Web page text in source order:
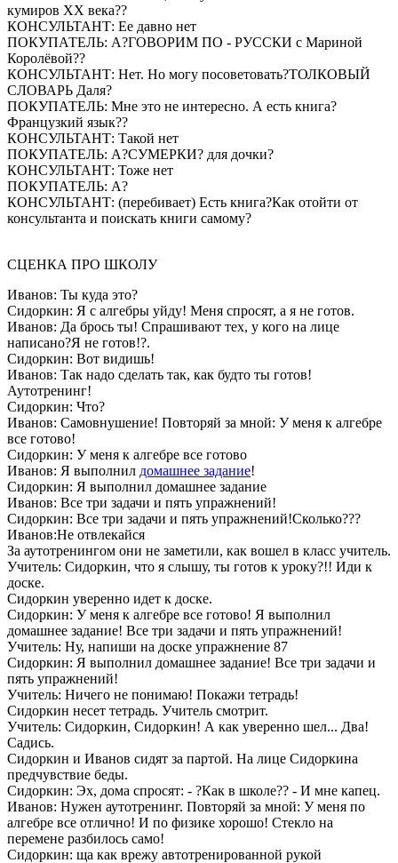
кумиров XX века??
КОНСУЛЬТАНТ: Ее давно нет
ПОКУПАТЕЛЬ: А?ГОВОРИМ ПО - РУССКИ с Мариной
Королёвой??
КОНСУЛЬТАНТ: Нет. Но могу посоветовать?ТОЛКОВЫЙ
СЛОВАРЬ Даля?
ПОКУПАТЕЛЬ: Мне это не интересно. А есть книга?
Французкий язык??
КОНСУЛЬТАНТ: Такой нет
ПОКУПАТЕЛЬ: А?СУМЕРКИ? для дочки?
КОНСУЛЬТАНТ: Тоже нет
ПОКУПАТЕЛЬ: А?
КОНСУЛЬТАНТ: (перебивает) Есть книга?Как отойти от
консультанта и поискать книги самому?
СЦЕНКА ПРО ШКОЛУ
Иванов: Ты куда это?
Сидоркин: Я с алгебры уйду! Меня спросят, а я не готов.
Иванов: Да брось ты! Спрашивают тех, у кого на лице
написано?Я не готов!?.
Сидоркин: Вот видишь!
Иванов: Так надо сделать так, как будто ты готов!
Аутотренинг!
Сидоркин: Что?
Иванов: Самовнушение! Повторяй за мной: У меня к алгебре
все готово!
Сидоркин: У меня к алгебре все готово
Иванов: Я выполнил домашнее задание!
Сидоркин: Я выполнил домашнее задание
Иванов: Все три задачи и пять упражнений!
Сидоркин: Все три задачи и пять упражнений!Сколько???
Иванов:Не отвлекайся
За аутотренингом они не заметили, как вошел в класс учитель.
Учитель: Сидоркин, что я слышу, ты готов к уроку?!! Иди к
доске.
Сидоркин уверенно идет к доске.
Сидоркин: У меня к алгебре все готово! Я выполнил
домашнее задание! Все три задачи и пять упражнений!
Учитель: Ну, напиши на доске упражнение 87
Сидоркин: Я выполнил домашнее задание! Все три задачи и
пять упражнений!
Учитель: Ничего не понимаю! Покажи тетрадь!
Сидоркин несет тетрадь. Учитель смотрит.
Учитель: Сидоркин, Сидоркин! А как уверенно шел... Два!
Садись.
Сидоркин и Иванов сидят за партой. На лице Сидоркина
предчувствие беды.
Сидоркин: Эх, дома спросят: - ?Как в школе?? - И мне капец.
Иванов: Нужен аутотренинг. Повторяй за мной: У меня по
алгебре все отлично! И по физике хорошо! Стекло на
перемене разбилось само!
Сидоркин: ща как врежу автотренированной рукой